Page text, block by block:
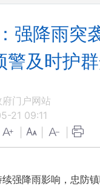
强降雨突
警及时护
门户网站
21 09:11
降雨影响，忠防镇